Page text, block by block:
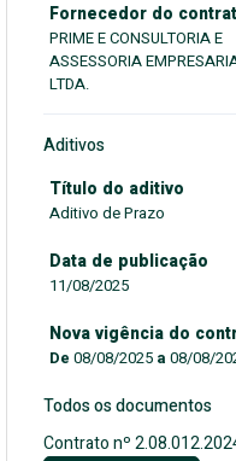
Fornecedor do
PRIME E CONSULTORIA E
ASSESSORIA
LTDA.
Aditivos
Título do aditivo
Aditivo de Prazo
Data de publicação
11/08/2025
Nova vigência do
De 08/08/2025 a 08/08/
Todos os documentos
Contrato nº